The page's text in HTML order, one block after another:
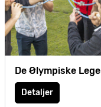
De Ølympiske Lege
Detaljer